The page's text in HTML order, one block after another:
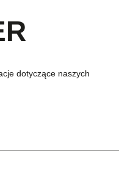
dotyczące naszych